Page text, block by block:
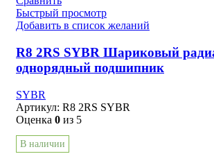
Быстрый просмотр
Добавить в список желаний
R8 2RS SYBR Шариковый
однорядный подшипник
SYBR
Артикул: R8 2RS SYBR
Оценка 0 из 5
В наличии